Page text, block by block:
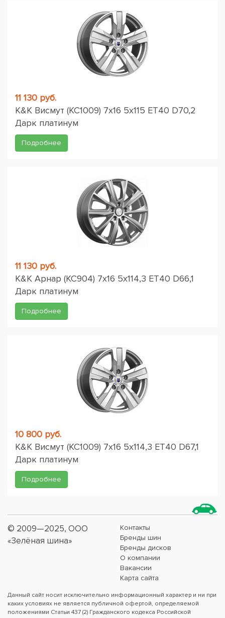
11 130 руб.
K&K Висмут (КС1009) 7x16 5x115 ET40 D70,2
Дарк платинум
Подробнее
11 130 руб.
K&K Арнар (КС904) 7x16 5x114,3 ET40 D66,1
Дарк платинум
Подробнее
10 800 руб.
K&K Висмут (КС1009) 7x16 5x114,3 ET40 D67,1
Дарк платинум
Подробнее
© 2009—2025, ООО
«Зелёная шина»
Контакты
Бренды шин
Бренды дисков
О компании
Вакансии
Карта сайта
Данный сайт носит исключительно информационный характер и ни при
каких условиях не является публичной офертой, определяемой
положениями Статьи 437 (2) Гражданского кодекса Российской